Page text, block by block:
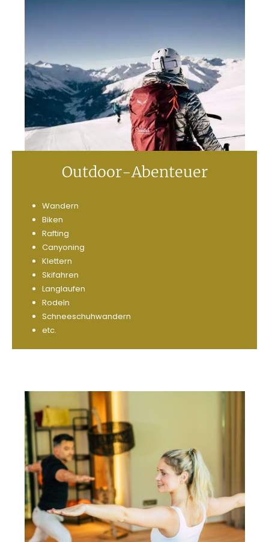
Outdoor-Abenteuer
Wandern
Biken
Rafting
Canyoning
Klettern
Skifahren
Langlaufen
Rodeln
Schneeschuhwandern
etc.